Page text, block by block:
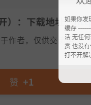
）：下载地址：
作者，仅供交流学习
赞 +1
如果你发
缓存
活 无任
赏 也没
打不开解